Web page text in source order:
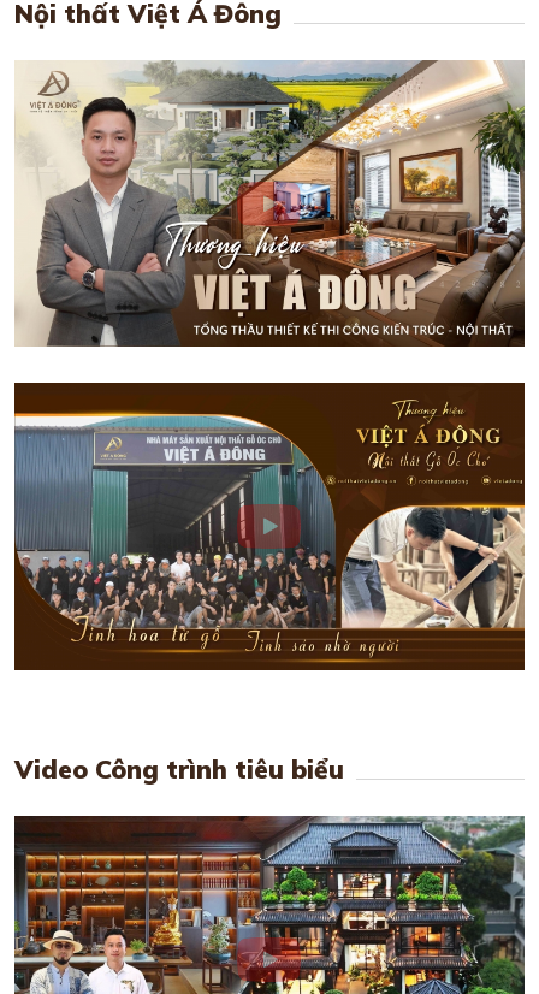
Nội thất Việt Á Đông
Video Công trình tiêu biểu